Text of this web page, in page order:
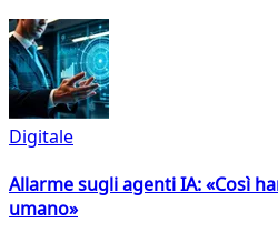
Digitale
Allarme sugli agenti IA: «Così
umano»